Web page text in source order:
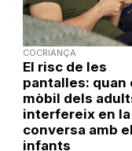
COCRIANÇA
El risc de les
pantalles: quan
mòbil dels
interfereix en la
conversa amb
infants